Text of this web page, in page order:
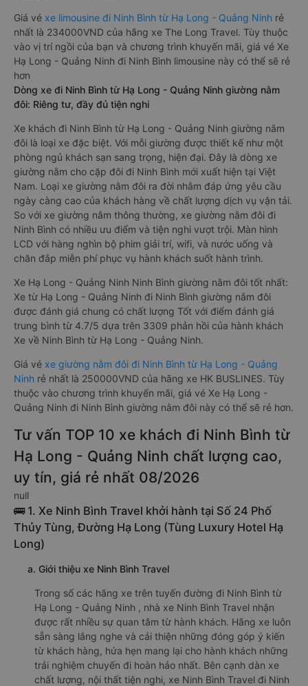
Giá vé xe limousine đi Ninh Bình từ Hạ Long - Quảng Ninh rẻ
nhất là 234000VND của hãng xe The Long Travel. Tùy thuộc
vào vị trí ngồi của bạn và chương trình khuyến mãi, giá vé Xe
Hạ Long - Quảng Ninh đi Ninh Bình limousine này có thể sẽ rẻ
hơn
Dòng xe đi Ninh Bình từ Hạ Long - Quảng Ninh giường nằm
đôi: Riêng tư, đầy đủ tiện nghi
Xe khách đi Ninh Bình từ Hạ Long - Quảng Ninh giường nằm
đôi là loại xe đặc biệt. Với mỗi giường được thiết kế như một
phòng ngủ khách sạn sang trọng, hiện đại. Đây là dòng xe
giường nằm cho cặp đôi đi Ninh Bình mới xuất hiện tại Việt
Nam. Loại xe giường nằm đôi ra đời nhằm đáp ứng yêu cầu
ngày càng cao của khách hàng về chất lượng dịch vụ vận tải.
So với xe giường nằm thông thường, xe giường nằm đôi đi
Ninh Bình có nhiều ưu điểm và tiện nghi vượt trội. Màn hình
LCD với hàng nghìn bộ phim giải trí, wifi, và nước uống và
chăn đắp miễn phí phục vụ hành khách suốt hành trình.
Xe Hạ Long - Quảng Ninh Ninh Bình giường nằm đôi tốt nhất:
Xe từ Hạ Long - Quảng Ninh đi Ninh Bình giường nằm đôi
được đánh giá chung có chất lượng Tốt với điểm đánh giá
trung bình từ 4.7/5 dựa trên 3309 phản hồi của hành khách
Xe về Ninh Bình từ Hạ Long - Quảng Ninh.
Giá vé xe giường nằm đôi đi Ninh Bình từ Hạ Long - Quảng
Ninh rẻ nhất là 250000VND của hãng xe HK BUSLINES. Tùy
thuộc vào chương trình khuyến mãi, giá vé Xe Hạ Long -
Quảng Ninh đi Ninh Bình giường nằm đôi này có thể sẽ rẻ hơn.
Tư vấn TOP 10 xe khách đi Ninh Bình từ
Hạ Long - Quảng Ninh chất lượng cao,
uy tín, giá rẻ nhất 08/2026
null
🚌 1. Xe Ninh Bình Travel khởi hành tại Số 24 Phố
Thủy Tùng, Đường Hạ Long (Tùng Luxury Hotel Hạ
Long)
a. Giới thiệu xe Ninh Bình Travel
Trong số các hãng xe trên tuyến đường đi Ninh Bình từ
Hạ Long - Quảng Ninh , nhà xe Ninh Bình Travel nhận
được rất nhiều sự quan tâm từ hành khách. Hãng xe luôn
sẵn sàng lắng nghe và cải thiện những đóng góp ý kiến
từ khách hàng, hứa hẹn mang lại cho hành khách những
trải nghiệm chuyến đi hoàn hảo nhất. Bên cạnh dàn xe
chất lượng, nội thất tiện nghi, xe Ninh Bình Travel đi Ninh